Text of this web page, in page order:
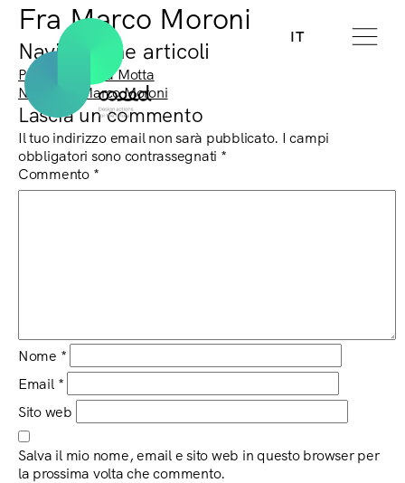
IT
Fra Marco Moroni
Navigazione articoli
Previous:
Elena Motta
Next:
Fra Marco Moroni
Lascia un commento
Il tuo indirizzo email non sarà pubblicato. I campi
obbligatori sono contrassegnati *
Commento *
Nome *
Email *
Sito web
Salva il mio nome, email e sito web in questo browser per
la prossima volta che commento.